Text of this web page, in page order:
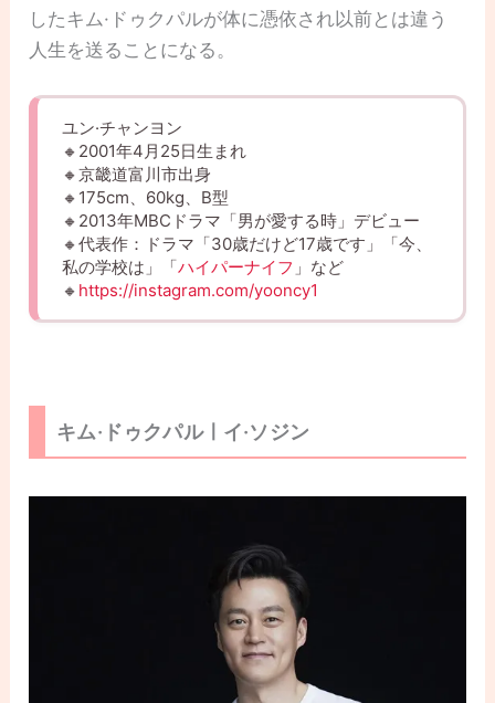
したキム·ドゥクパルが体に憑依され以前とは違う
人生を送ることになる。
ユン·チャンヨン
🔸2001年4月25日生まれ
🔸京畿道富川市出身
🔸175cm、60kg、B型
🔸2013年MBCドラマ「男が愛する時」デビュー
🔸代表作：ドラマ「30歳だけど17歳です」「今、
私の学校は」「ハイパーナイフ 」など
🔸 https://instagram.com/yooncy1
キム·ドゥクパルㅣイ·ソジン